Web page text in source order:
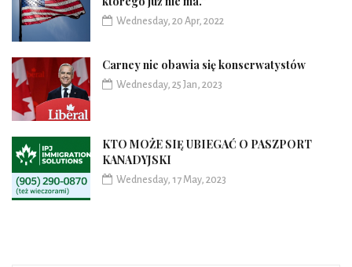
Wednesday, 20 Apr, 2022
Carney nie obawia się konserwatystów
Wednesday, 25 Jan, 2023
KTO MOŻE SIĘ UBIEGAĆ O PASZPORT
KANADYJSKI
Wednesday, 17 May, 2023